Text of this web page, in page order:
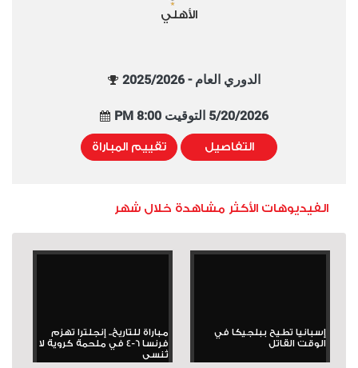
الأهلي
الدوري العام - 2025/2026
5/20/2026 التوقيت 8:00 PM
التفاصيل تقييم المباراة
الفيديوهات الأكثر مشاهدة خلال شهر
إسبانيا تطيح ببلجيكا في
الوقت القاتل
مباراة للتاريخ.. إنجلترا تهزم
فرنسا 6-4 في ملحمة كروية لا
تُنسى